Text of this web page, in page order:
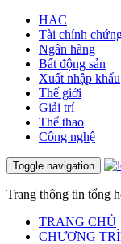
HAC
Tài chính
Ngân hàng
Bất động sản
Xuất nhập khẩu
Thế giới
Giải trí
Thể thao
Công nghệ
Toggle navigation
Trang thông tin tổng
TRANG CHỦ
CHƯƠNG